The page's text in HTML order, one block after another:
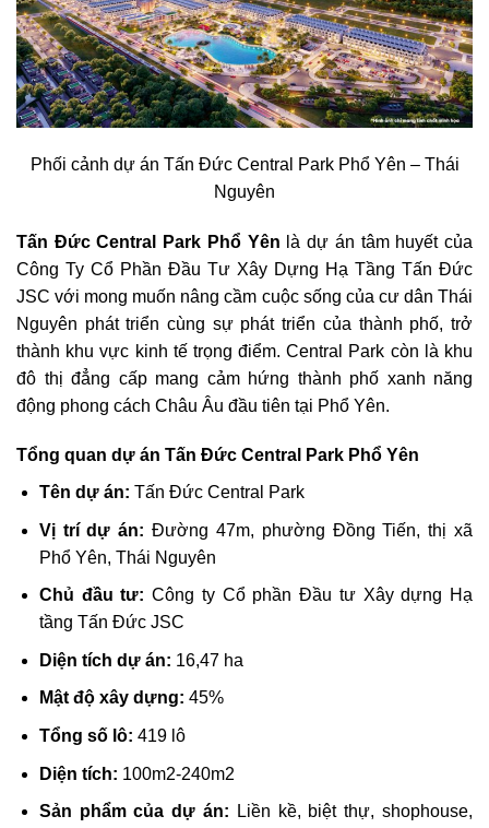
Phối cảnh dự án Tấn Đức Central Park Phổ Yên – Thái
Nguyên
Tấn Đức Central Park Phổ Yên là dự án tâm huyết của
Công Ty Cổ Phần Đầu Tư Xây Dựng Hạ Tầng Tấn Đức
JSC với mong muốn nâng cầm cuộc sống của cư dân Thái
Nguyên phát triển cùng sự phát triển của thành phố, trở
thành khu vực kinh tế trọng điểm. Central Park còn là khu
đô thị đẳng cấp mang cảm hứng thành phố xanh năng
động phong cách Châu Âu đầu tiên tại Phổ Yên.
Tổng quan dự án Tấn Đức Central Park Phổ Yên
Tên dự án: Tấn Đức Central Park
Vị trí dự án: Đường 47m, phường Đồng Tiến, thị xã
Phổ Yên, Thái Nguyên
Chủ đầu tư: Công ty Cổ phần Đầu tư Xây dựng Hạ
tầng Tấn Đức JSC
Diện tích dự án: 16,47 ha
Mật độ xây dựng: 45%
Tổng số lô: 419 lô
Diện tích: 100m2-240m2
Sản phẩm của dự án: Liền kề, biệt thự, shophouse,